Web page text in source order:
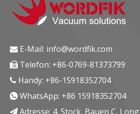
 E-Mail: info@wordfik.com
 Telefon: +86-0769-81373799
 Handy: +86-15918352704
 WhatsApp: +86 15918352704
 Adresse: 4. Stock, Bauen C,